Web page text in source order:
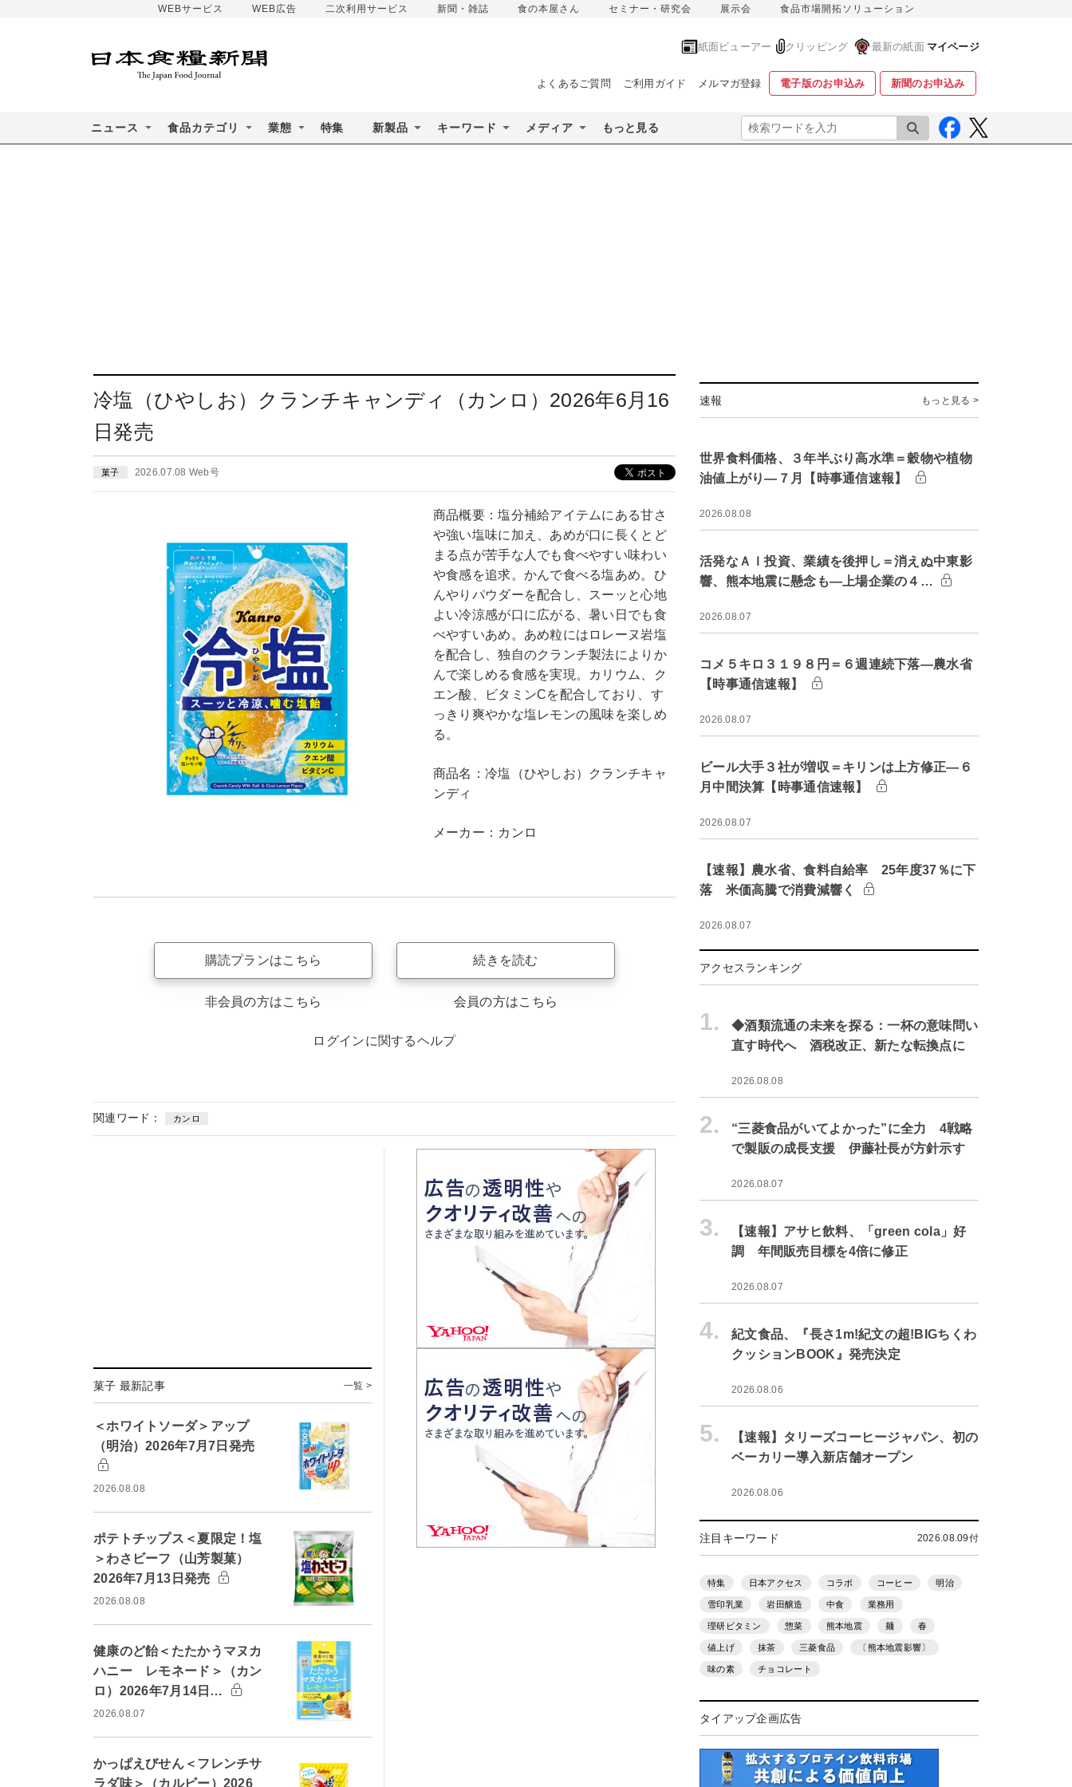
WEBサービス WEB広告 二次利用サービス 新聞・雑誌 食の本屋さん セミナー・研究会 展示会 食品市場開拓ソリューション
紙面ビューアー クリッピング 最新の紙面 マイページ
よくあるご質問 ご利用ガイド メルマガ登録 電子版のお申込み 新聞のお申込み
ニュース 食品カテゴリ 業態 特集 新製品 キーワード メディア もっと見る 検索
冷塩（ひやしお）クランチキャンディ（カンロ）2026年6月16
日発売
菓子 2026.07.08 Web号
商品概要：塩分補給アイテムにある甘さ
や強い塩味に加え、あめが口に長くとど
まる点が苦手な人でも食べやすい味わい
や食感を追求。かんで食べる塩あめ。ひ
んやりパウダーを配合し、スーッと心地
よい冷涼感が口に広がる、暑い日でも食
べやすいあめ。あめ粒にはロレーヌ岩塩
を配合し、独自のクランチ製法によりか
んで楽しめる食感を実現。カリウム、ク
エン酸、ビタミンCを配合しており、す
っきり爽やかな塩レモンの風味を楽しめ
る。
商品名：冷塩（ひやしお）クランチキャ
ンディ
メーカー：カンロ
購読プランはこちら
非会員の方はこちら
続きを読む
会員の方はこちら
ログインに関するヘルプ
関連ワード： カンロ
菓子 最新記事 一覧 >
＜ホワイトソーダ＞アップ
（明治）2026年7月7日発売
2026.08.08
ポテトチップス＜夏限定！塩
＞わさビーフ（山芳製菓）
2026年7月13日発売
2026.08.08
健康のど飴＜たたかうマヌカ
ハニー レモネード＞（カン
ロ）2026年7月14日…
2026.08.07
かっぱえびせん＜フレンチサ
ラダ味＞（カルビー）2026
速報 もっと見る >
世界食料価格、３年半ぶり高水準＝穀物や植物
油値上がり―７月【時事通信速報】
2026.08.08
活発なＡＩ投資、業績を後押し＝消えぬ中東影
響、熊本地震に懸念も―上場企業の４…
2026.08.07
コメ５キロ３１９８円＝６週連続下落―農水省
【時事通信速報】
2026.08.07
ビール大手３社が増収＝キリンは上方修正―６
月中間決算【時事通信速報】
2026.08.07
【速報】農水省、食料自給率 25年度37％に下
落 米価高騰で消費減響く
2026.08.07
アクセスランキング
1.
◆酒類流通の未来を探る：一杯の意味問い
直す時代へ 酒税改正、新たな転換点に
2026.08.08
2.
“三菱食品がいてよかった”に全力 4戦略
で製販の成長支援 伊藤社長が方針示す
2026.08.07
3.
【速報】アサヒ飲料、「green cola」好
調 年間販売目標を4倍に修正
2026.08.07
4.
紀文食品、『長さ1m!紀文の超!BIGちくわ
クッションBOOK』発売決定
2026.08.06
5.
【速報】タリーズコーヒージャパン、初の
ベーカリー導入新店舗オープン
2026.08.06
注目キーワード 2026.08.09付
特集 日本アクセス コラボ コーヒー 明治
雪印乳業 岩田醸造 中食 業務用
理研ビタミン 惣菜 熊本地震 麺 春
値上げ 抹茶 三菱食品 〔熊本地震影響〕
味の素 チョコレート
タイアップ企画広告